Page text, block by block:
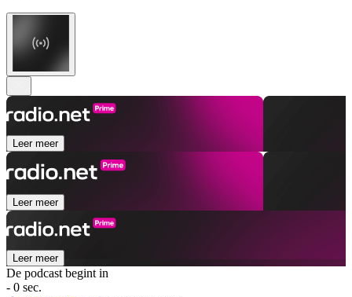
Leer meer
Leer meer
Leer meer
De podcast begint in
- 0 sec.